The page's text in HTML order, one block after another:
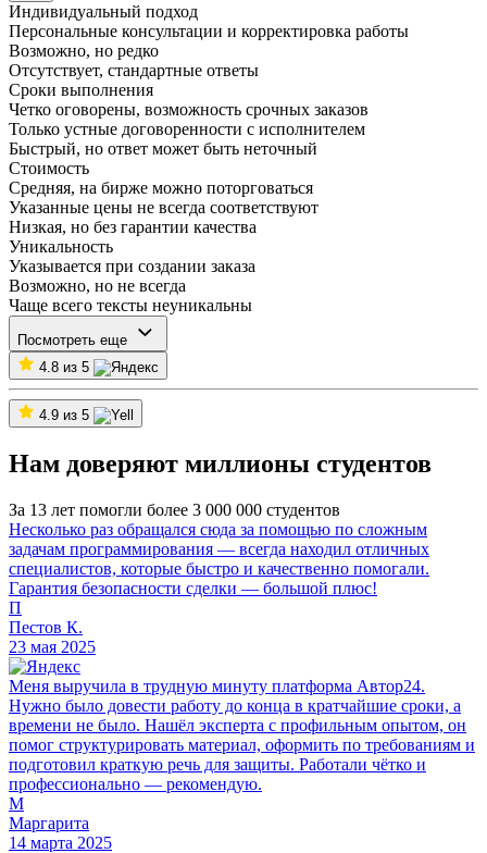
Индивидуальный подход
Персональные консультации и корректировка работы
Возможно, но редко
Отсутствует, стандартные ответы
Сроки выполнения
Четко оговорены, возможность срочных заказов
Только устные договоренности с исполнителем
Быстрый, но ответ может быть неточный
Стоимость
Средняя, на бирже можно поторговаться
Указанные цены не всегда соответствуют
Низкая, но без гарантии качества
Уникальность
Указывается при создании заказа
Возможно, но не всегда
Чаще всего тексты неуникальны
Посмотреть еще
4.8 из 5
4.9 из 5
Нам доверяют миллионы студентов
За 13 лет помогли более 3 000 000 студентов
Несколько раз обращался сюда за помощью по сложным
задачам программирования — всегда находил отличных
специалистов, которые быстро и качественно помогали.
Гарантия безопасности сделки — большой плюс!
П
Пестов К.
23 мая 2025
Меня выручила в трудную минуту платформа Автор24.
Нужно было довести работу до конца в кратчайшие сроки, а
времени не было. Нашёл эксперта с профильным опытом, он
помог структурировать материал, оформить по требованиям и
подготовил краткую речь для защиты. Работали чётко и
профессионально — рекомендую.
М
Маргарита
14 марта 2025